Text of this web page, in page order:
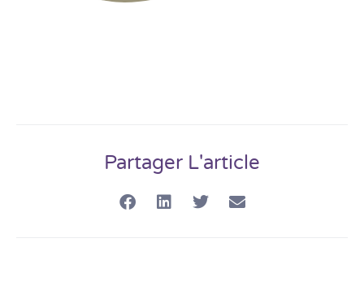
Partager L'article